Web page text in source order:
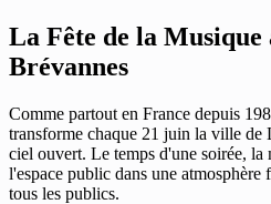
La Fête de la
Brévannes
Comme partout en France depuis
transforme chaque 21 juin la ville de
ciel ouvert. Le temps d'une soirée,
l'espace public dans une atmosphère
tous les publics.